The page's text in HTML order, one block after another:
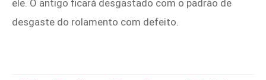
ele. O antigo ficará desgastado com o padrão de
desgaste do rolamento com defeito.